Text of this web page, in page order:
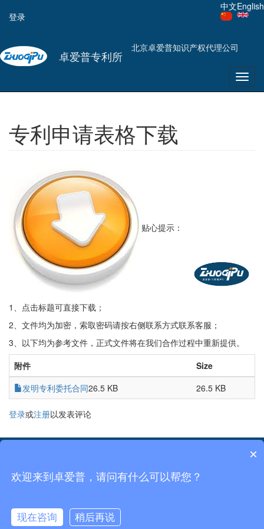
要
内
中文English
用
户
帐
户
菜
登录
卓爱普专利所
北京卓爱普知识产权代理公司
专利申请表格下载
贴心提示：
1、点击标题可直接下载；
2、文件均为加密，索取密码请按右侧联系方式联系客服；
3、以下均为参考文件，正式文件将在我们合作过程中重新提供。
附件
Size
发明专利委托合同26.5 KB 26.5 KB
登录或注册以发表评论
×
欢迎来到卓爱普，请问有什么可以帮您？
现在咨询
稍后再说